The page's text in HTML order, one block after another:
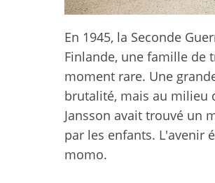
En 1945, la Seconde
Finlande, une famille de
moment rare. Une
brutalité, mais au milieu
Jansson avait trouvé un
par les enfants. L'avenir
momo.